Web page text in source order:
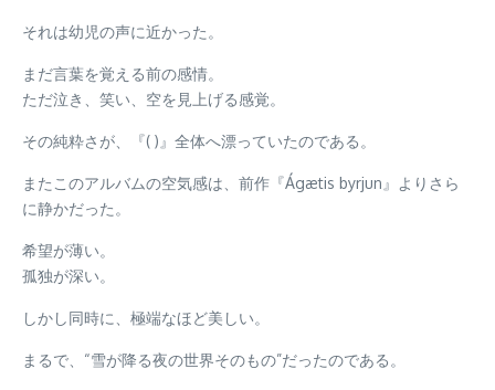
それは幼児の声に近かった。
まだ言葉を覚える前の感情。
ただ泣き、笑い、空を見上げる感覚。
その純粋さが、『( )』全体へ漂っていたのである。
またこのアルバムの空気感は、前作『Ágætis byrjun』よりさら
に静かだった。
希望が薄い。
孤独が深い。
しかし同時に、極端なほど美しい。
まるで、“雪が降る夜の世界そのもの”だったのである。